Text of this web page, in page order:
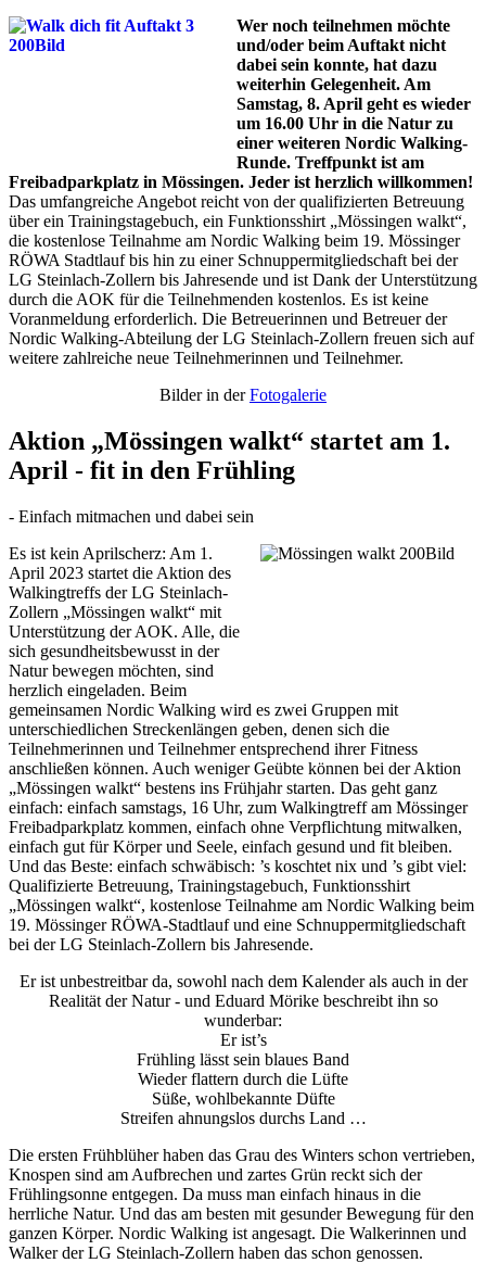
Wer noch teilnehmen möchte
und/oder beim Auftakt nicht
dabei sein konnte, hat dazu
weiterhin Gelegenheit. Am
Samstag, 8. April geht es wieder
um 16.00 Uhr in die Natur zu
einer weiteren Nordic Walking-
Runde. Treffpunkt ist am
Freibadparkplatz in Mössingen. Jeder ist herzlich willkommen!
Das umfangreiche Angebot reicht von der qualifizierten Betreuung
über ein Trainingstagebuch, ein Funktionsshirt „Mössingen walkt“,
die kostenlose Teilnahme am Nordic Walking beim 19. Mössinger
RÖWA Stadtlauf bis hin zu einer Schnuppermitgliedschaft bei der
LG Steinlach-Zollern bis Jahresende und ist Dank der Unterstützung
durch die AOK für die Teilnehmenden kostenlos. Es ist keine
Voranmeldung erforderlich. Die Betreuerinnen und Betreuer der
Nordic Walking-Abteilung der LG Steinlach-Zollern freuen sich auf
weitere zahlreiche neue Teilnehmerinnen und Teilnehmer.
Bilder in derFotogalerie
Aktion „Mössingen walkt“ startet am 1.
April - fit in den Frühling
- Einfach mitmachen und dabei sein
Es ist kein Aprilscherz: Am 1.
April 2023 startet die Aktion des
Walkingtreffs der LG Steinlach-
Zollern „Mössingen walkt“ mit
Unterstützung der AOK. Alle, die
sich gesundheitsbewusst in der
Natur bewegen möchten, sind
herzlich eingeladen. Beim
gemeinsamen Nordic Walking wird es zwei Gruppen mit
unterschiedlichen Streckenlängen geben, denen sich die
Teilnehmerinnen und Teilnehmer entsprechend ihrer Fitness
anschließen können. Auch weniger Geübte können bei der Aktion
„Mössingen walkt“ bestens ins Frühjahr starten. Das geht ganz
einfach: einfach samstags, 16 Uhr, zum Walkingtreff am Mössinger
Freibadparkplatz kommen, einfach ohne Verpflichtung mitwalken,
einfach gut für Körper und Seele, einfach gesund und fit bleiben.
Und das Beste: einfach schwäbisch: ’s koschtet nix und ’s gibt viel:
Qualifizierte Betreuung, Trainingstagebuch, Funktionsshirt
„Mössingen walkt“, kostenlose Teilnahme am Nordic Walking beim
19. Mössinger RÖWA-Stadtlauf und eine Schnuppermitgliedschaft
bei der LG Steinlach-Zollern bis Jahresende.
Er ist unbestreitbar da, sowohl nach dem Kalender als auch in der
Realität der Natur - und Eduard Mörike beschreibt ihn so
wunderbar:
Er ist’s
Frühling lässt sein blaues Band
Wieder flattern durch die Lüfte
Süße, wohlbekannte Düfte
Streifen ahnungslos durchs Land …
Die ersten Frühblüher haben das Grau des Winters schon vertrieben,
Knospen sind am Aufbrechen und zartes Grün reckt sich der
Frühlingsonne entgegen. Da muss man einfach hinaus in die
herrliche Natur. Und das am besten mit gesunder Bewegung für den
ganzen Körper. Nordic Walking ist angesagt. Die Walkerinnen und
Walker der LG Steinlach-Zollern haben das schon genossen.